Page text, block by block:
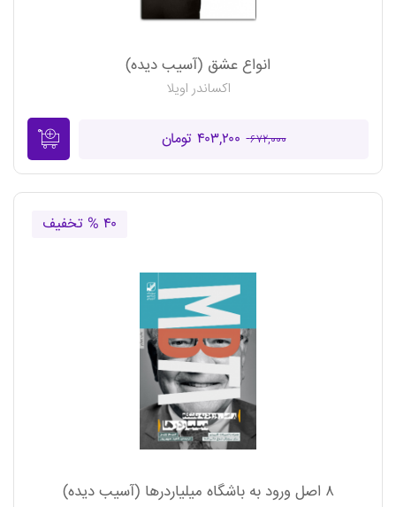
انواع عشق (آسیب دیده)
اکساندر اویلا
۶۷۲,۰۰۰ ۴۰۳,۲۰۰ تومان
۴۰ % تخفیف
۸ اصل ورود به باشگاه میلیاردرها (آسیب دیده)